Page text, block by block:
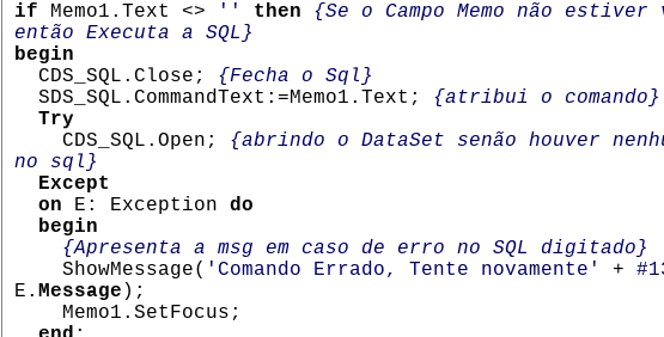
if Memo1.Text <> '' then
{Se o Campo Memo não estiver
então Executa a SQL}
begin
CDS_SQL.Close; {Fecha o Sql}
SDS_SQL.CommandText:=Memo1.Text; {atribui o comando}
Try
CDS_SQL.Open; {abrindo o DataSet senão houver
no sql}
Except
on E: Exception do
begin
{Apresenta a msg em caso de erro no SQL digitado}
ShowMessage( 'Comando Errado, Tente novamente' +
E. Message );
Memo1.SetFocus;